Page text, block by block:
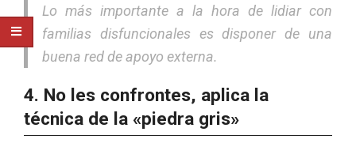
Lo más importante a la hora de lidiar con
familias disfuncionales es disponer de una
buena red de apoyo externa.
4. No les confrontes, aplica la
técnica de la «piedra gris»